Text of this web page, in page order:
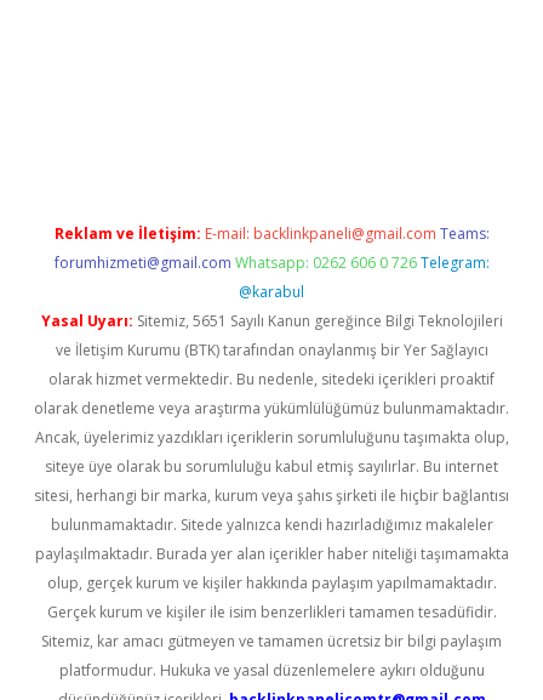
Reklam ve İletişim: E-mail: backlinkpaneli@gmail.com Teams:
forumhizmeti@gmail.com Whatsapp: 0262 606 0 726 Telegram:
@karabul
Yasal Uyarı: Sitemiz, 5651 Sayılı Kanun gereğince Bilgi Teknolojileri
ve İletişim Kurumu (BTK) tarafından onaylanmış bir Yer Sağlayıcı
olarak hizmet vermektedir. Bu nedenle, sitedeki içerikleri proaktif
olarak denetleme veya araştırma yükümlülüğümüz bulunmamaktadır.
Ancak, üyelerimiz yazdıkları içeriklerin sorumluluğunu taşımakta olup,
siteye üye olarak bu sorumluluğu kabul etmiş sayılırlar. Bu internet
sitesi, herhangi bir marka, kurum veya şahıs şirketi ile hiçbir bağlantısı
bulunmamaktadır. Sitede yalnızca kendi hazırladığımız makaleler
paylaşılmaktadır. Burada yer alan içerikler haber niteliği taşımamakta
olup, gerçek kurum ve kişiler hakkında paylaşım yapılmamaktadır.
Gerçek kurum ve kişiler ile isim benzerlikleri tamamen tesadüfidir.
Sitemiz, kar amacı gütmeyen ve tamamen ücretsiz bir bilgi paylaşım
platformudur. Hukuka ve yasal düzenlemelere aykırı olduğunu